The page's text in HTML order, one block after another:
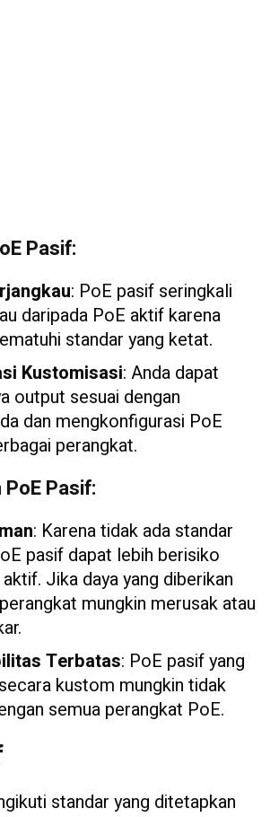
Pasif:
: PoE pasif seringkali
daripada PoE aktif karena
standar yang ketat.
Kustomisasi: Anda dapat
output sesuai dengan
dan mengkonfigurasi PoE
perangkat.
Pasif:
: Karena tidak ada standar
pasif dapat lebih berisiko
Jika daya yang diberikan
mungkin merusak atau
Terbatas: PoE pasif yang
kustom mungkin tidak
semua perangkat PoE.
standar yang ditetapkan